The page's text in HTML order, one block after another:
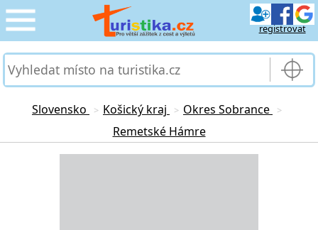
registrovat
CESTOVÁNÍ
›
Slovensko > Košický kraj > Okres Sobrance >
Remetské Hámre